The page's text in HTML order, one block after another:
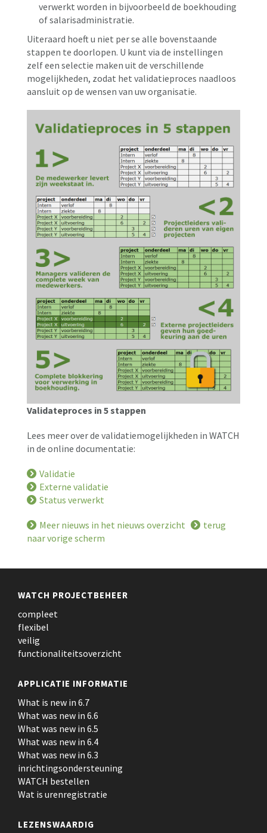
verwerkt worden in bijvoorbeeld de boekhouding
of salarisadministratie.
Uiteraard hoeft u niet per se alle bovenstaande
stappen te doorlopen. U kunt via de instellingen
zelf een selectie maken uit de verschillende
mogelijkheden, zodat het validatieproces naadloos
aansluit op de wensen van uw organisatie.
Validateproces in 5 stappen
Lees meer over de validatiemogelijkheden in WATCH
in de online documentatie:
Validatie
Externe validatie
Status verwerkt
Meer nieuws in het nieuws overzicht
terug
naar vorige scherm
WATCH PROJECTBEHEER
compleet
flexibel
veilig
functionaliteitsoverzicht
APPLICATIE INFORMATIE
What is new in 6.7
What was new in 6.6
What was new in 6.5
What was new in 6.4
What was new in 6.3
inrichtingsondersteuning
WATCH bestellen
Wat is urenregistratie
LEZENSWAARDIG